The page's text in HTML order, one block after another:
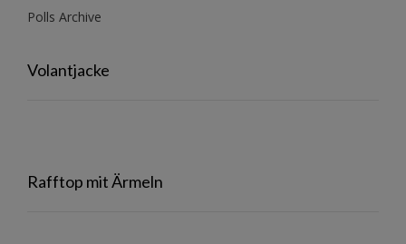
Polls Archive
Volantjacke
Rafftop mit Ärmeln